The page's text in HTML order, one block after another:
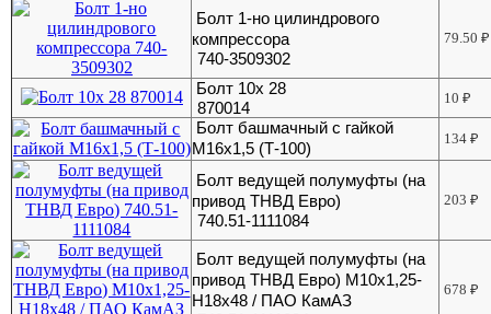
Болт 1-но цилиндрового
компрессора
740-3509302
79.50₽
Болт 10х 28
870014
10₽
Болт башмачный с гайкой
М16х1,5 (Т-100)
134₽
Болт ведущей полумуфты (на
привод ТНВД Евро)
740.51-1111084
203₽
Болт ведущей полумуфты (на
привод ТНВД Евро) М10х1,25-
Н18х48 / ПАО КамАЗ
678₽